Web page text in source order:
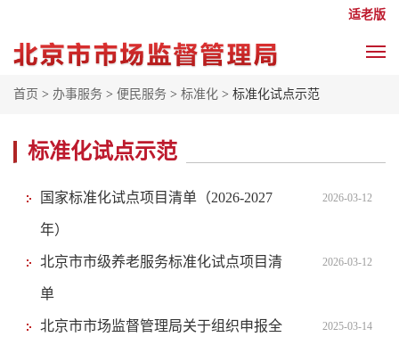
适老版
首页 > 办事服务 > 便民服务 > 标准化 > 标准化试点示范
标准化试点示范
国家标准化试点项目清单（2026-2027
年）
2026-03-12
北京市市级养老服务标准化试点项目清
单
2026-03-12
北京市市场监督管理局关于组织申报全 2025-03-14